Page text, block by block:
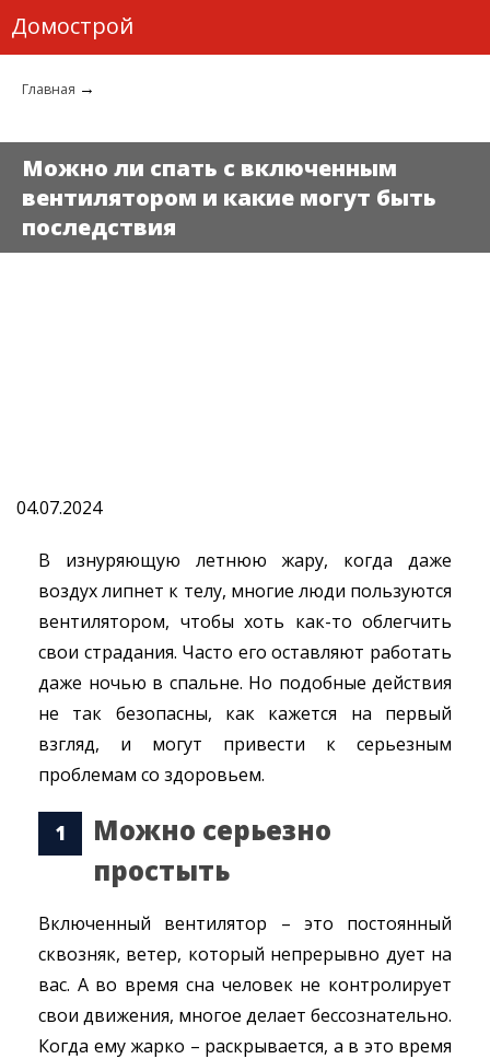
Домострой
Главная →
Можно ли спать с включенным
вентилятором и какие могут быть
последствия
04.07.2024
В изнуряющую летнюю жару, когда даже
воздух липнет к телу, многие люди пользуются
вентилятором, чтобы хоть как-то облегчить
свои страдания. Часто его оставляют работать
даже ночью в спальне. Но подобные действия
не так безопасны, как кажется на первый
взгляд, и могут привести к серьезным
проблемам со здоровьем.
Можно серьезно
простыть
Включенный вентилятор – это постоянный
сквозняк, ветер, который непрерывно дует на
вас. А во время сна человек не контролирует
свои движения, многое делает бессознательно.
Когда ему жарко – раскрывается, а в это время